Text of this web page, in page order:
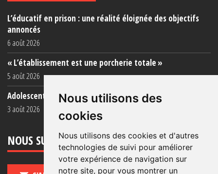
Nous utilisons des
cookies
Nous utilisons des cookies et d'autres
technologies de suivi pour améliorer
votre expérience de navigation sur
notre site, pour vous montrer un
L’éducatif en prison : une réalité éloignée des objectifs
annoncés
6 août 2026
« L’établissement est une porcherie totale »
5 août 2026
Adolescent·es incarcéré·es : une faillite collective
3 août 2026
NOUS SUIVRE